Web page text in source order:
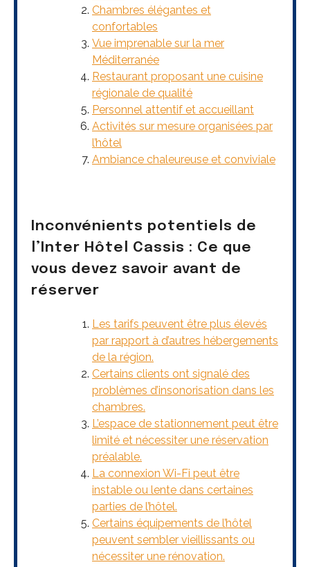
Chambres élégantes et
confortables
Vue imprenable sur la mer
Méditerranée
Restaurant proposant une cuisine
régionale de qualité
Personnel attentif et accueillant
Activités sur mesure organisées par
l’hôtel
Ambiance chaleureuse et conviviale
Inconvénients potentiels de
l’Inter Hôtel Cassis : Ce que
vous devez savoir avant de
réserver
Les tarifs peuvent être plus élevés
par rapport à d’autres hébergements
de la région.
Certains clients ont signalé des
problèmes d’insonorisation dans les
chambres.
L’espace de stationnement peut être
limité et nécessiter une réservation
préalable.
La connexion Wi-Fi peut être
instable ou lente dans certaines
parties de l’hôtel.
Certains équipements de l’hôtel
peuvent sembler vieillissants ou
nécessiter une rénovation.